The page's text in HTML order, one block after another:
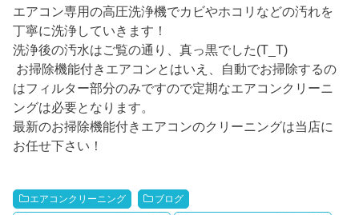
エアコン専用の高圧洗浄機でカビやホコリなどの汚れを
丁寧に洗浄していきます！
洗浄後の汚水はご覧の通り、真っ黒でした(T_T)
お掃除機能付きエアコンとはいえ、自動でお掃除するの
はフィルター部分のみですので定期なエアコンクリーニ
ングは必要となります。
最新のお掃除機能付きエアコンのクリーニングは当店に
お任せ下さい！
エアコンクリーニング ブログ